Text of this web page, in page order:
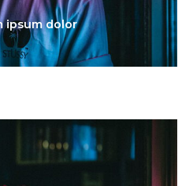
ipsum dolor